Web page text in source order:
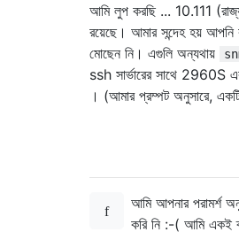
আমি লুপ করছি ... 10.111
রয়েছে। আমার সন্দেহ হয়
মোছেন নি। এগুলি অন্যথায়
ssh সার্ভারের সাথে 2960S
। (আমার প্রম্পট অনুসারে, একটি
আমি আপনার পরামর্শ
করি নি :-( আমি একই